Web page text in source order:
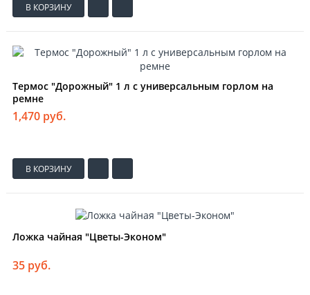
В КОРЗИНУ
Термос "Дорожный" 1 л с универсальным горлом на
ремне
1,470 руб.
В КОРЗИНУ
Ложка чайная "Цветы-Эконом"
35 руб.